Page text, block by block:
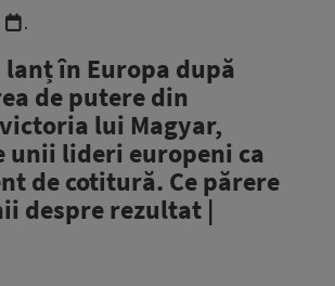
.
lanț în Europa după
de putere din
lui Magyar,
unii lideri europeni ca
de cotitură. Ce părere
despre rezultat |